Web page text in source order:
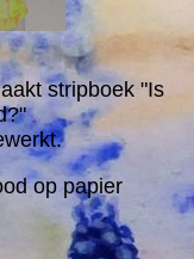
stripboek "Is
op papier